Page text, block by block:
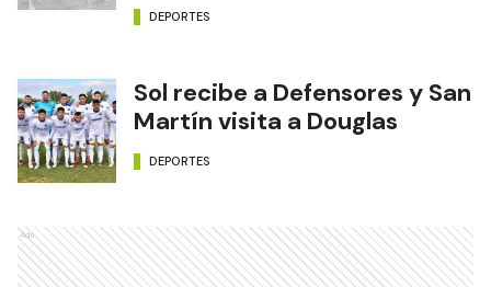
DEPORTES
Sol recibe a Defensores y San
Martín visita a Douglas
DEPORTES
Ads